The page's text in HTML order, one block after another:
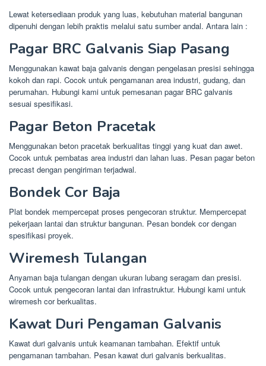
Lewat ketersediaan produk yang luas, kebutuhan material bangunan
dipenuhi dengan lebih praktis melalui satu sumber andal. Antara lain :
Pagar BRC Galvanis Siap Pasang
Menggunakan kawat baja galvanis dengan pengelasan presisi sehingga
kokoh dan rapi. Cocok untuk pengamanan area industri, gudang, dan
perumahan. Hubungi kami untuk pemesanan pagar BRC galvanis
sesuai spesifikasi.
Pagar Beton Pracetak
Menggunakan beton pracetak berkualitas tinggi yang kuat dan awet.
Cocok untuk pembatas area industri dan lahan luas. Pesan pagar beton
precast dengan pengiriman terjadwal.
Bondek Cor Baja
Plat bondek mempercepat proses pengecoran struktur. Mempercepat
pekerjaan lantai dan struktur bangunan. Pesan bondek cor dengan
spesifikasi proyek.
Wiremesh Tulangan
Anyaman baja tulangan dengan ukuran lubang seragam dan presisi.
Cocok untuk pengecoran lantai dan infrastruktur. Hubungi kami untuk
wiremesh cor berkualitas.
Kawat Duri Pengaman Galvanis
Kawat duri galvanis untuk keamanan tambahan. Efektif untuk
pengamanan tambahan. Pesan kawat duri galvanis berkualitas.